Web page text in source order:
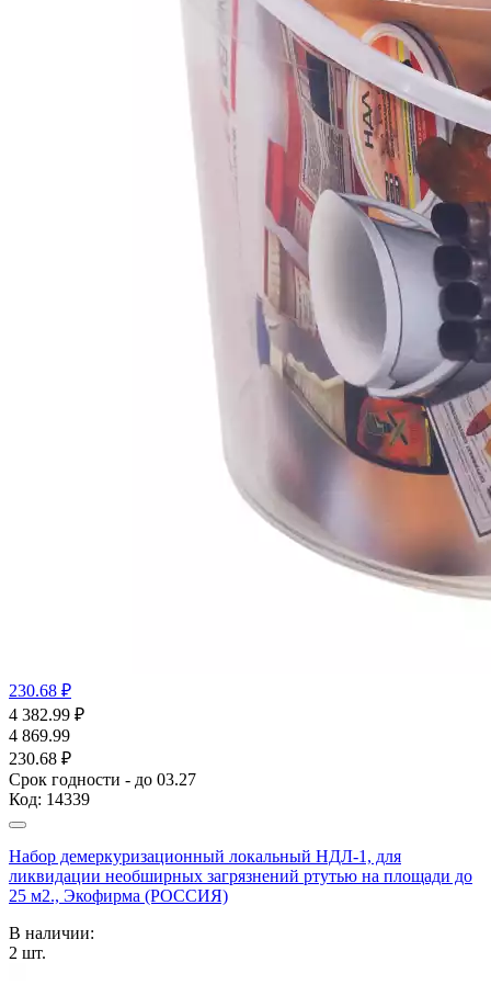
230.68 ₽
4 382.99 ₽
4 869.99
230.68 ₽
Срок годности - до 03.27
Код: 14339
Набор демеркуризационный локальный НДЛ-1, для
ликвидации необширных загрязнений ртутью на площади до
25 м2., Экофирма (РОССИЯ)
В наличии:
2 шт.